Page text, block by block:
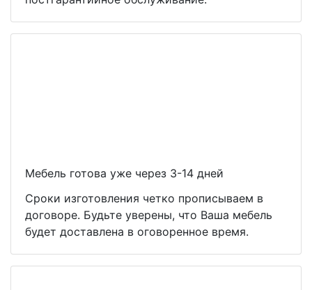
Мебель готова уже через 3-14 дней
Сроки изготовления четко прописываем в
договоре. Будьте уверены, что Ваша мебель
будет доставлена в оговоренное время.